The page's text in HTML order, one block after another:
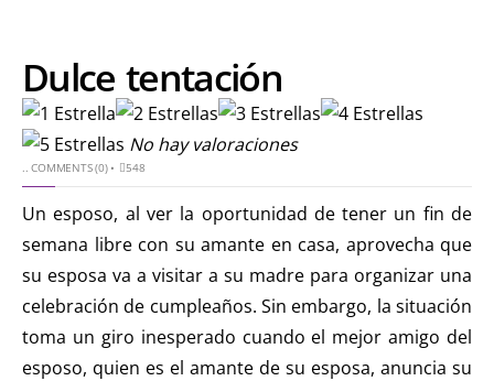
Dulce tentación
No hay valoraciones
..COMMENTS (0)• 548
Un esposo, al ver la oportunidad de tener un fin de
semana libre con su amante en casa, aprovecha que
su esposa va a visitar a su madre para organizar una
celebración de cumpleaños. Sin embargo, la situación
toma un giro inesperado cuando el mejor amigo del
esposo, quien es el amante de su esposa, anuncia su